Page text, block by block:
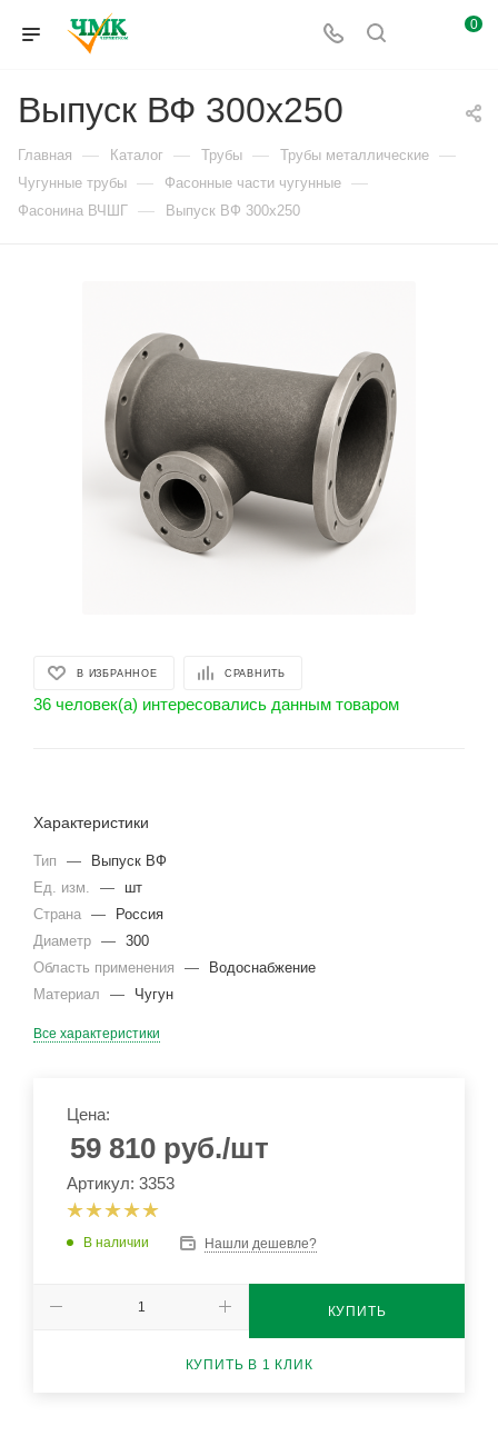
0
Выпуск ВФ 300х250
Главная — Каталог — Трубы — Трубы металлические —
Чугунные трубы — Фасонные части чугунные —
Фасонина ВЧШГ — Выпуск ВФ 300х250
В ИЗБРАННОЕ СРАВНИТЬ
36 человек(а) интересовались данным товаром
Характеристики
Тип —
Выпуск ВФ
Ед. изм.
—
шт
Страна —
Россия
Диаметр — 300
Область применения
—
Водоснабжение
Материал
— Чугун
Все характеристики
Цена:
59 810 руб./шт
Артикул: 3353
В наличии Нашли дешевле?
КУПИТЬ
КУПИТЬ В 1 КЛИК